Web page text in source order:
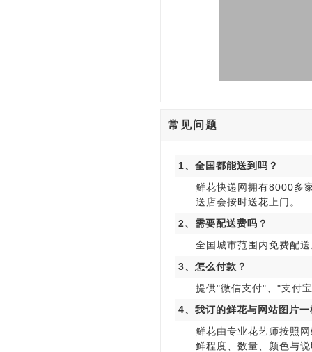
常见问题
1、全国都能送到吗？
鲜花快递网拥有8000多
送店会按时送花上门。
2、需要配送费吗？
全国城市范围内免费配
3、怎么付款？
提供"微信支付"、"支付
4、我订的鲜花与网站图片
鲜花由专业花艺师按照
鲜程度、数量、颜色与